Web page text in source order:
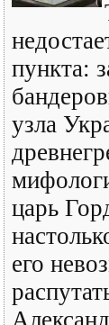
пункта:
узла
царь
его